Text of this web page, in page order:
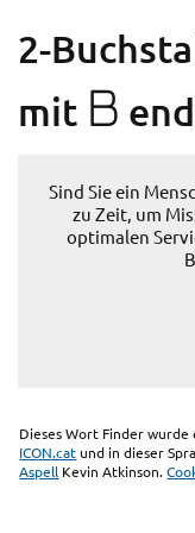
2-
mit B
Sind Sie ein
zu Zeit, um
optimalen
Dieses Wort Finder
ICON.catund in dieser
Aspell Kevin Atkinson.